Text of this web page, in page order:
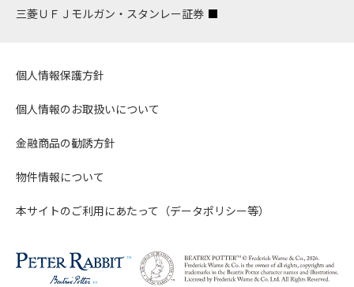
三菱ＵＦＪモルガン・スタンレー証券
個人情報保護方針
個人情報のお取扱いについて
金融商品の勧誘方針
物件情報について
本サイトのご利用にあたって（データポリシー等）